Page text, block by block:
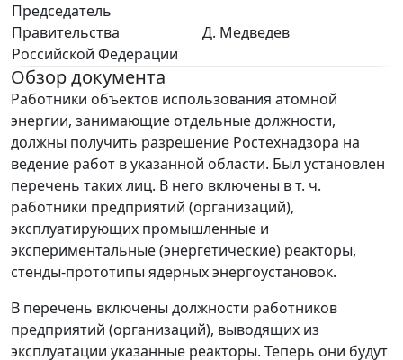
Председатель
Правительства
Российской Федерации
Д. Медведев
Обзор документа
Работники объектов использования атомной
энергии, занимающие отдельные должности,
должны получить разрешение Ростехнадзора на
ведение работ в указанной области. Был установлен
перечень таких лиц. В него включены в т. ч.
работники предприятий (организаций),
эксплуатирующих промышленные и
экспериментальные (энергетические) реакторы,
стенды-прототипы ядерных энергоустановок.
В перечень включены должности работников
предприятий (организаций), выводящих из
эксплуатации указанные реакторы. Теперь они будут